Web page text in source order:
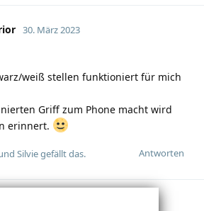
30. März 2023
weiß stellen funktioniert für mich
Griff zum Phone macht wird
erinnert.
Antworten
Silviegefällt das.